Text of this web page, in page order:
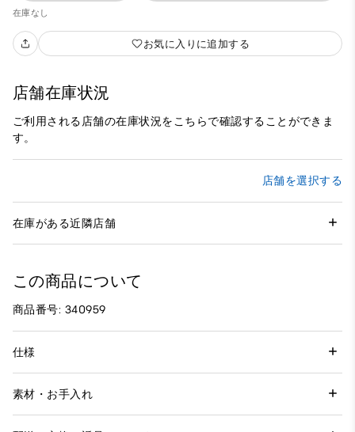
在庫なし
お気に入りに追加する
店舗在庫状況
ご利用される店舗の在庫状況をこちらで確認することができま
す。
店舗を選択する
在庫がある近隣店舗
この商品について
商品番号: 340959
仕様
素材・お手入れ